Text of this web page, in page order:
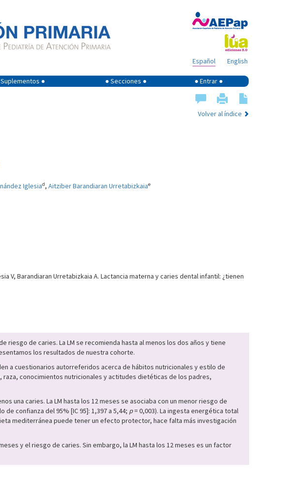
English
Español
● ● Secciones ● ● Entrar ●
Volver al índice
Iglesiad, Aitziber Barandiaran Urretabizkaiae
V, Barandiaran Urretabizkaia A. Lactancia materna y caries dental infantil: ¿tienen
de caries. La LM se recomienda hasta al menos los dos años y tiene
los resultados de nuestra cohorte.
a cuestionarios autorreferidos acerca de hábitos nutricionales y estilo de
conocimientos nutricionales y actitudes dietéticas de los padres,
una caries. La LM hasta los 12 meses se asociaba con un menor riesgo de
de confianza del 95% [IC 95]: 1,397 a 5,44; p= 0,003). La ingesta energética total
mediterránea puede tener un efecto protector, hace falta más investigación
y el riesgo de caries. Sin embargo, la LM hasta los 12 meses es un factor